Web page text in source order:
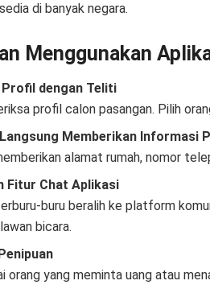
di banyak negara.
Menggunakan
dengan Teliti
profil calon pasangan. Pilih
Memberikan Informasi
alamat rumah, nomor
Fitur Chat Aplikasi
buru beralih ke platform
bicara.
orang yang meminta uang atau